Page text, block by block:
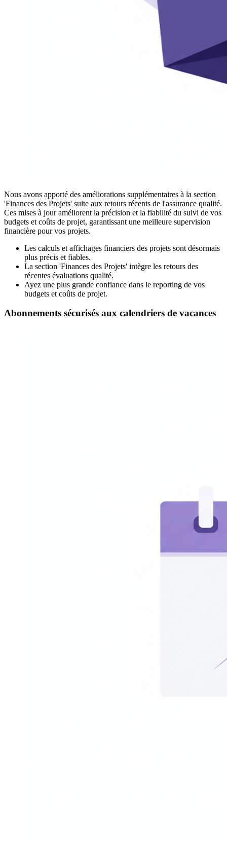
Nous avons apporté des améliorations supplémentaires à la section
'Finances des Projets' suite aux retours récents de l'assurance qualité.
Ces mises à jour améliorent la précision et la fiabilité du suivi de vos
budgets et coûts de projet, garantissant une meilleure supervision
financière pour vos projets.
Les calculs et affichages financiers des projets sont désormais
plus précis et fiables.
La section 'Finances des Projets' intègre les retours des
récentes évaluations qualité.
Ayez une plus grande confiance dans le reporting de vos
budgets et coûts de projet.
Abonnements sécurisés aux calendriers de vacances